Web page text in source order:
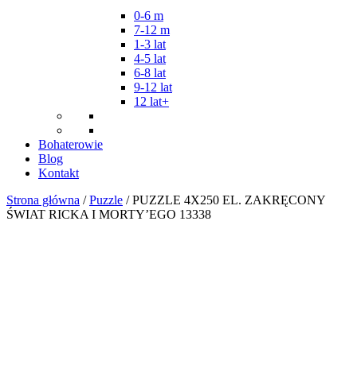
0-6 m
7-12 m
1-3 lat
4-5 lat
6-8 lat
9-12 lat
12 lat+
Bohaterowie
Blog
Kontakt
Strona główna /Puzzle / PUZZLE 4X250 EL. ZAKRĘCONY
ŚWIAT RICKA I MORTY’EGO 13338